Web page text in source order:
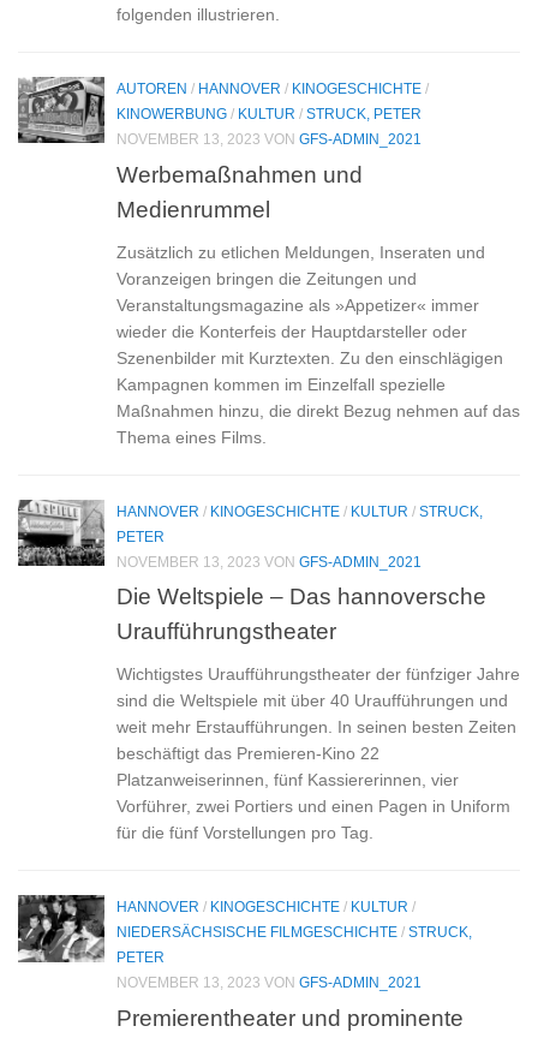
folgenden illustrieren.
AUTOREN / HANNOVER / KINOGESCHICHTE /
KINOWERBUNG / KULTUR / STRUCK, PETER
NOVEMBER 13, 2023 VON GFS-ADMIN_2021
Werbemaßnahmen und
Medienrummel
Zusätzlich zu etlichen Meldungen, Inseraten und
Voranzeigen bringen die Zeitungen und
Veranstaltungsmagazine als »Appetizer« immer
wieder die Konterfeis der Hauptdarsteller oder
Szenenbilder mit Kurztexten. Zu den einschlägigen
Kampagnen kommen im Einzelfall spezielle
Maßnahmen hinzu, die direkt Bezug nehmen auf das
Thema eines Films.
HANNOVER / KINOGESCHICHTE / KULTUR / STRUCK,
PETER
NOVEMBER 13, 2023 VON GFS-ADMIN_2021
Die Weltspiele – Das hannoversche
Uraufführungstheater
Wichtigstes Uraufführungstheater der fünfziger Jahre
sind die Weltspiele mit über 40 Uraufführungen und
weit mehr Erstaufführungen. In seinen besten Zeiten
beschäftigt das Premieren-Kino 22
Platzanweiserinnen, fünf Kassiererinnen, vier
Vorführer, zwei Portiers und einen Pagen in Uniform
für die fünf Vorstellungen pro Tag.
HANNOVER / KINOGESCHICHTE / KULTUR /
NIEDERSÄCHSISCHE FILMGESCHICHTE / STRUCK,
PETER
NOVEMBER 13, 2023 VON GFS-ADMIN_2021
Premierentheater und prominente